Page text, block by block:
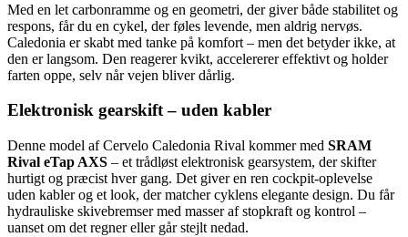
Med en let carbonramme og en geometri, der giver både stabilitet og
respons, får du en cykel, der føles levende, men aldrig nervøs.
Caledonia er skabt med tanke på komfort – men det betyder ikke, at
den er langsom. Den reagerer kvikt, accelererer effektivt og holder
farten oppe, selv når vejen bliver dårlig.
Elektronisk gearskift – uden kabler
Denne model af Cervelo Caledonia Rival kommer med SRAM
Rival eTap AXS – et trådløst elektronisk gearsystem, der skifter
hurtigt og præcist hver gang. Det giver en ren cockpit-oplevelse
uden kabler og et look, der matcher cyklens elegante design. Du får
hydrauliske skivebremser med masser af stopkraft og kontrol –
uanset om det regner eller går stejlt nedad.